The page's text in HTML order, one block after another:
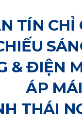
TÍN CHỈ
& ĐIỆN
ÁP MÁI
THÁI